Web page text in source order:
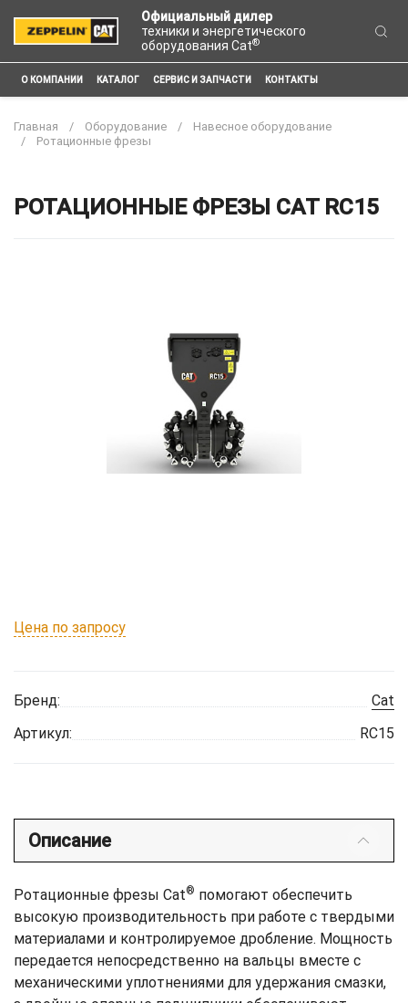
Официальный дилер
техники и энергетического
оборудования Cat®
О КОМПАНИИ КАТАЛОГ СЕРВИС И ЗАПЧАСТИ КОНТАКТЫ
Главная Оборудование
Навесное оборудование
Ротационные фрезы
РОТАЦИОННЫЕ ФРЕЗЫ CAT RC15
Цена по запросу
Бренд:
Cat
Артикул:
RC15
Описание
Ротационные фрезы Cat® помогают обеспечить
высокую производительность при работе с твердыми
материалами и контролируемое дробление. Мощность
передается непосредственно на вальцы вместе с
механическими уплотнениями для удержания смазки,